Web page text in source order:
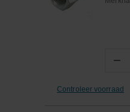
−
Controleer voorraad